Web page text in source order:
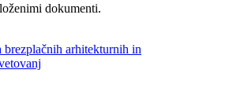
dokumenti.